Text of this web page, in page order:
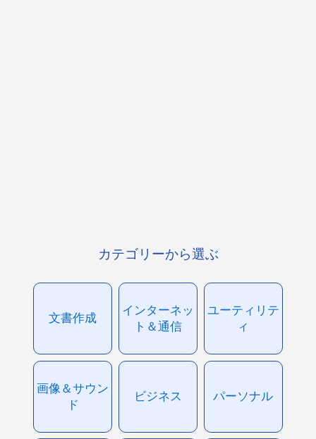
カテゴリーから選ぶ
文書作成
インターネッ
ト＆通信
ユーティリテ
ィ
画像＆サウン
ド
ビジネス パーソナル